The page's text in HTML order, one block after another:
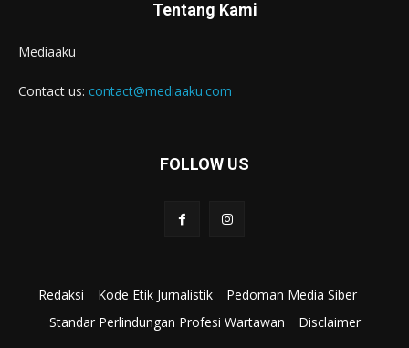
Tentang Kami
Mediaaku
Contact us: contact@mediaaku.com
FOLLOW US
Redaksi Kode Etik Jurnalistik
Pedoman Media Siber
Standar Perlindungan Profesi Wartawan
Disclaimer